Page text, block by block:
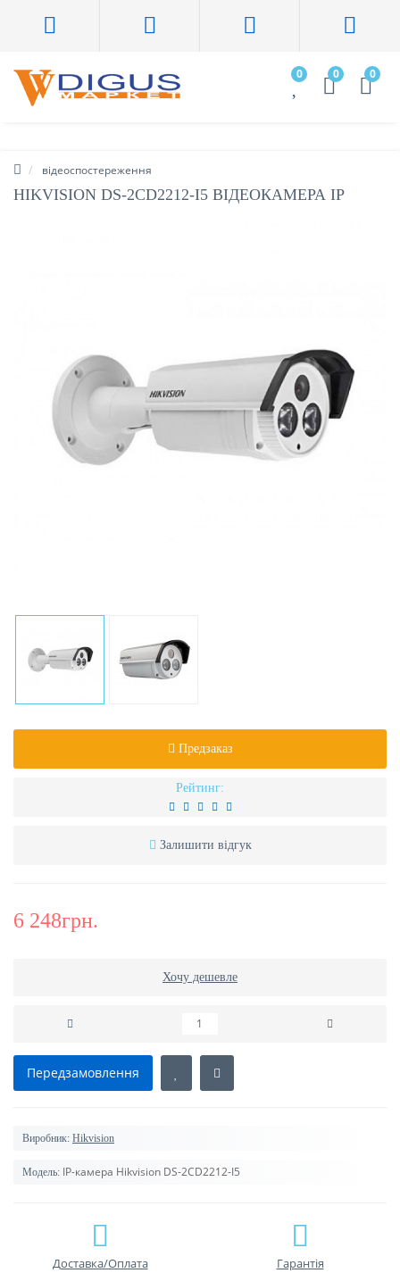
0 0 0
відеоспостереження
HIKVISION DS-2CD2212-I5 ВІДЕОКАМЕРА IP
Предзаказ
Рейтинг:
Залишити відгук
6 248грн.
Хочу дешевле
Передзамовлення
Виробник: Hikvision
Модель: IP-камера Hikvision DS-2CD2212-I5
Доставка/Оплата Гарантiя